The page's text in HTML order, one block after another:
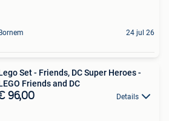
24 jul 26
Set - Friends, DC Super Heroes -
Friends and DC
96,00 Details